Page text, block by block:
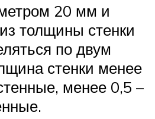
20 мм и
толщины стенки
по двум
стенки менее
менее 0,5 –